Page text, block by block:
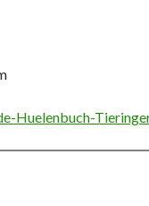
Huelenbuch-